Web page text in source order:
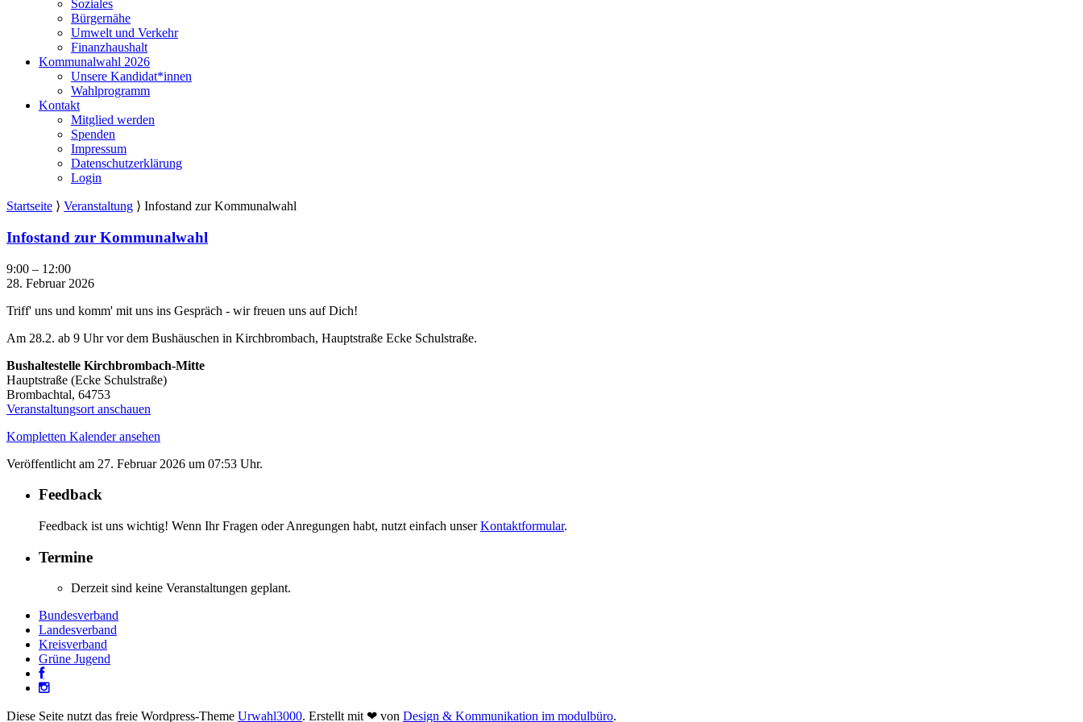
Soziales
Bürgernähe
Umwelt und Verkehr
Finanzhaushalt
Kommunalwahl 2026
Unsere Kandidat*innen
Wahlprogramm
Kontakt
Mitglied werden
Spenden
Impressum
Datenschutzerklärung
Login
Startseite ⟩ Veranstaltung ⟩ Infostand zur Kommunalwahl
Infostand zur Kommunalwahl
Infostand
zur
9:00 – 12:00
28. Februar 2026
Triff' uns und komm' mit uns ins Gespräch - wir freuen uns auf Dich!
Am 28.2. ab 9 Uhr vor dem Bushäuschen in Kirchbrombach, Hauptstraße Ecke Schulstraße.
Bushaltestelle Kirchbrombach-Mitte
Hauptstraße (Ecke Schulstraße)
Brombachtal, 64753
Veranstaltungsort anschauen
Kompletten Kalender ansehen
Veröffentlicht am 27. Februar 2026 um 07:53 Uhr.
Feedback
Feedback ist uns wichtig! Wenn Ihr Fragen oder Anregungen habt, nutzt einfach unserKontaktformular.
Termine
Derzeit sind keine Veranstaltungen geplant.
Bundesverband
Landesverband
Kreisverband
Grüne Jugend
Diese Seite nutzt das freie Wordpress-Theme Urwahl3000. Erstellt mit ❤ von Design & Kommunikation im modulbüro.